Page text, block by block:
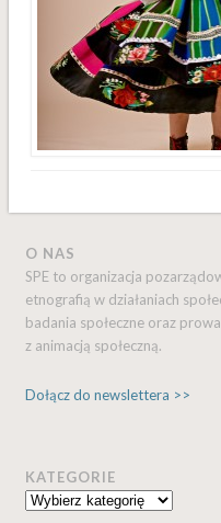
O NAS
SPE to organizacja
etnografią w działaniach
badania społeczne oraz
z animacją społeczną.
Dołącz do newslettera >>
KATEGORIE
Kategorie